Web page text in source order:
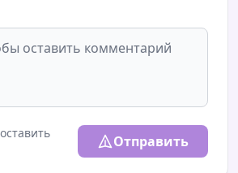
Отправить